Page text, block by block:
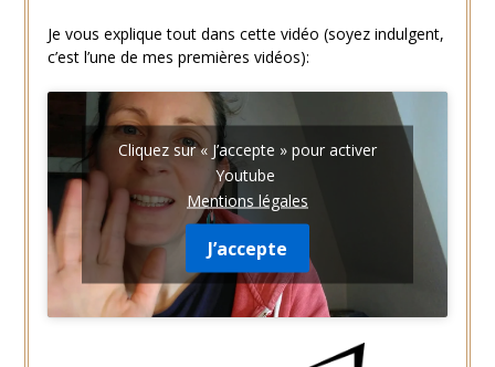
Je vous explique tout dans cette vidéo (soyez indulgent,
c’est l’une de mes premières vidéos):
Cliquez sur « J’accepte » pour activer
Youtube
Mentions légales
J’accepte